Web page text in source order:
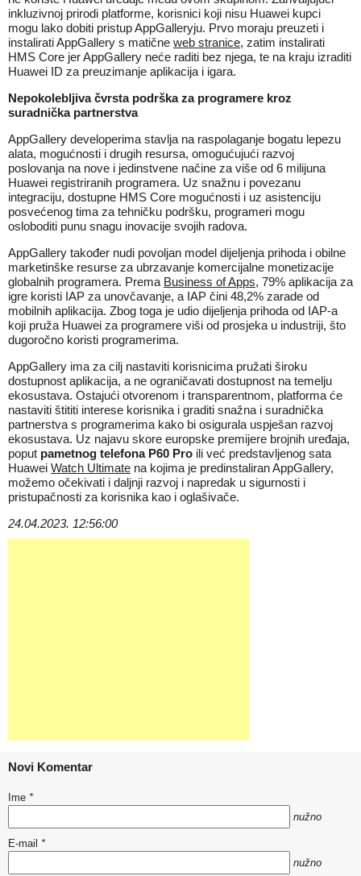
inkluzivnoj prirodi platforme, korisnici koji nisu Huawei kupci
mogu lako dobiti pristup AppGalleryju. Prvo moraju preuzeti i
instalirati AppGallery s matične web stranice, zatim instalirati
HMS Core jer AppGallery neće raditi bez njega, te na kraju izraditi
Huawei ID za preuzimanje aplikacija i igara.
Nepokolebljiva čvrsta podrška za programere kroz
suradnička partnerstva
AppGallery developerima stavlja na raspolaganje bogatu lepezu
alata, mogućnosti i drugih resursa, omogućujući razvoj
poslovanja na nove i jedinstvene načine za više od 6 milijuna
Huawei registriranih programera. Uz snažnu i povezanu
integraciju, dostupne HMS Core mogućnosti i uz asistenciju
posvećenog tima za tehničku podršku, programeri mogu
osloboditi punu snagu inovacije svojih radova.
AppGallery također nudi povoljan model dijeljenja prihoda i obilne
marketinške resurse za ubrzavanje komercijalne monetizacije
globalnih programera. Prema Business of Apps, 79% aplikacija za
igre koristi IAP za unovčavanje, a IAP čini 48,2% zarade od
mobilnih aplikacija. Zbog toga je udio dijeljenja prihoda od IAP-a
koji pruža Huawei za programere viši od prosjeka u industriji, što
dugoročno koristi programerima.
AppGallery ima za cilj nastaviti korisnicima pružati široku
dostupnost aplikacija, a ne ograničavati dostupnost na temelju
ekosustava. Ostajući otvorenom i transparentnom, platforma će
nastaviti štititi interese korisnika i graditi snažna i suradnička
partnerstva s programerima kako bi osigurala uspješan razvoj
ekosustava. Uz najavu skore europske premijere brojnih uređaja,
poput pametnog telefona P60 Pro ili već predstavljenog sata
Huawei Watch Ultimate na kojima je predinstaliran AppGallery,
možemo očekivati i daljnji razvoj i napredak u sigurnosti i
pristupačnosti za korisnika kao i oglašivače.
24.04.2023. 12:56:00
Novi Komentar
Ime *
nužno
E-mail *
nužno